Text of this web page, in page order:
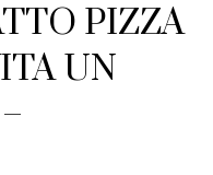
PIZZA
UN